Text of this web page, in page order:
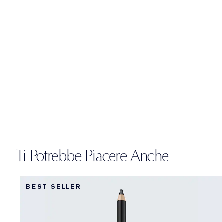
Ti Potrebbe Piacere Anche
BEST SELLER